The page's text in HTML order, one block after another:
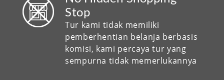
Stop
Tur kami tidak memiliki
pemberhentian belanja berbasis
komisi, kami percaya tur yang
sempurna tidak memerlukannya